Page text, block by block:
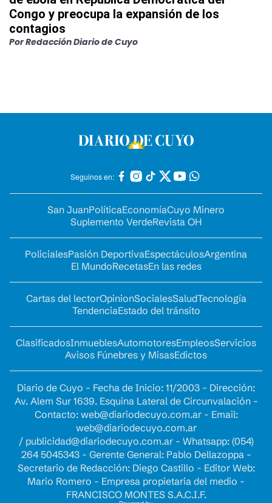
Congo y preocupa la expansión de los
contagios
PorRedacción Diario de Cuyo
Seguinos en:
San JuanPolíticaEconomíaCuyo Minero
Suplemento VerdeRevista OH
PolicialesPasión DeportivaEspectáculosArgentina
El MundoRecetasEn las redes
Cartas del lectorOpinionSocialesSaludTecnología
TendenciaEstado del tránsito
ClasificadosInmueblesAutomotoresEmpleosServicios
Avisos Fúnebres y MisasEdictos
Diario de Cuyo - Fecha de Inicio: 11/2003 - Dirección:
Av. Alem Sur 1639. Esquina Lateral de Circunvalación -
Contacto: web@diariodecuyo.com.ar- Email:
web@diariodecuyo.com.ar
/ publicidad@diariodecuyo.com.ar- Whatsapp: (054)
264 5045343 - Gerente General: Pablo Dellazoppa -
Secretario de Redacción: Diego Castillo - Editor Web:
Mario Romero - Empresa propietaria del medio -
FRANCISCO MONTES S.A.C.I.F.